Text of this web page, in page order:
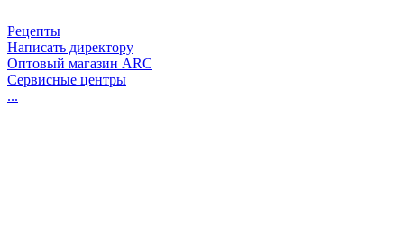
Рецепты
Написать директору
Оптовый магазин ARC
Сервисные центры
...